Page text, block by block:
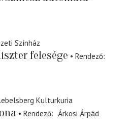
Színház
felesége
Rendező
Kulturkuria
Rendező
Árkosi Árpád